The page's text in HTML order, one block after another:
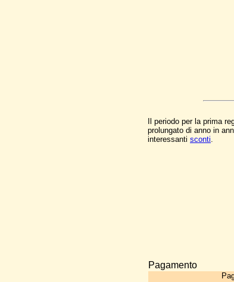
Il periodo per la prima
prolungato di anno in
interessanti sconti.
Pagamento